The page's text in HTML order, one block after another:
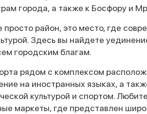
города, а также к Босфору и
район, это место, где
Здесь вы найдете
городским благам.
рядом с комплексом
на иностранных языках, а
культурой и спортом.
маркеты, где представлен